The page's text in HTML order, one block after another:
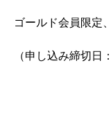
ゴールド会員限定
（申し込み締切日